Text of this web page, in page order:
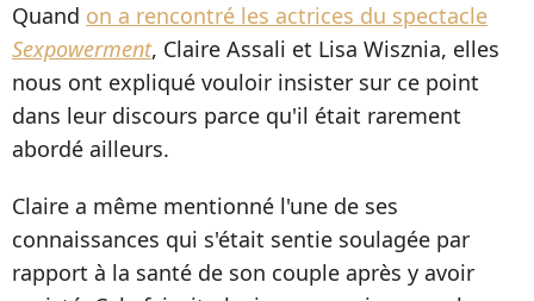
Quand on a rencontré les actrices du spectacle
Sexpowerment, Claire Assali et Lisa Wisznia, elles
nous ont expliqué vouloir insister sur ce point
dans leur discours parce qu'il était rarement
abordé ailleurs.
Claire a même mentionné l'une de ses
connaissances qui s'était sentie soulagée par
rapport à la santé de son couple après y avoir